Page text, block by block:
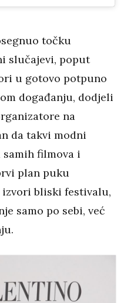
točku
slučajevi, poput
u gotovo potpuno
događanju, dodjeli
na
da takvi modni
filmova i
plan puku
izvori bliski festivalu,
samo po sebi, već